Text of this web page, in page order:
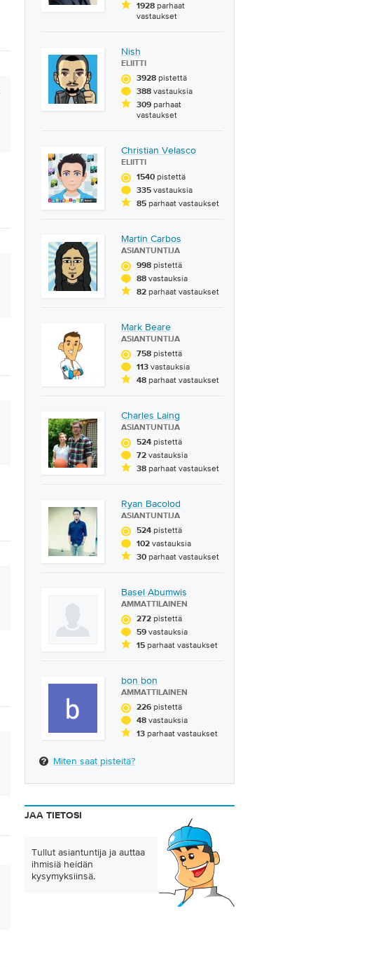
1928 parhaat
vastaukset
Nish
ELIITTI
3928 pistettä
388 vastauksia
309 parhaat
vastaukset
Christian Velasco
ELIITTI
1540 pistettä
335 vastauksia
85 parhaat vastaukset
Martin Carbos
ASIANTUNTIJA
998 pistettä
88 vastauksia
82 parhaat vastaukset
Mark Beare
ASIANTUNTIJA
758 pistettä
113 vastauksia
48 parhaat vastaukset
Charles Laing
ASIANTUNTIJA
524 pistettä
72 vastauksia
38 parhaat vastaukset
Ryan Bacolod
ASIANTUNTIJA
524 pistettä
102 vastauksia
30 parhaat vastaukset
Basel Abumwis
AMMATTILAINEN
272 pistettä
59 vastauksia
15 parhaat vastaukset
bon bon
AMMATTILAINEN
226 pistettä
48 vastauksia
13 parhaat vastaukset
Miten saat pisteitä?
JAA TIETOSI
Tullut asiantuntija ja auttaa
ihmisiä heidän
kysymyksiinsä.